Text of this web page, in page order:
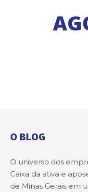
O BLOG
O universo dos
Caixa da ativa e
de Minas Gerais em